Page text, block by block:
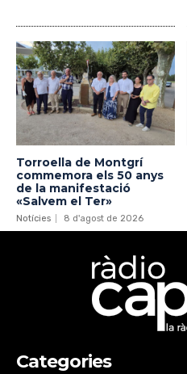
Torroella de Montgrí
commemora els 50 anys
de la manifestació
«Salvem el Ter»
Notícies 8 d'agost de 2026
Categories